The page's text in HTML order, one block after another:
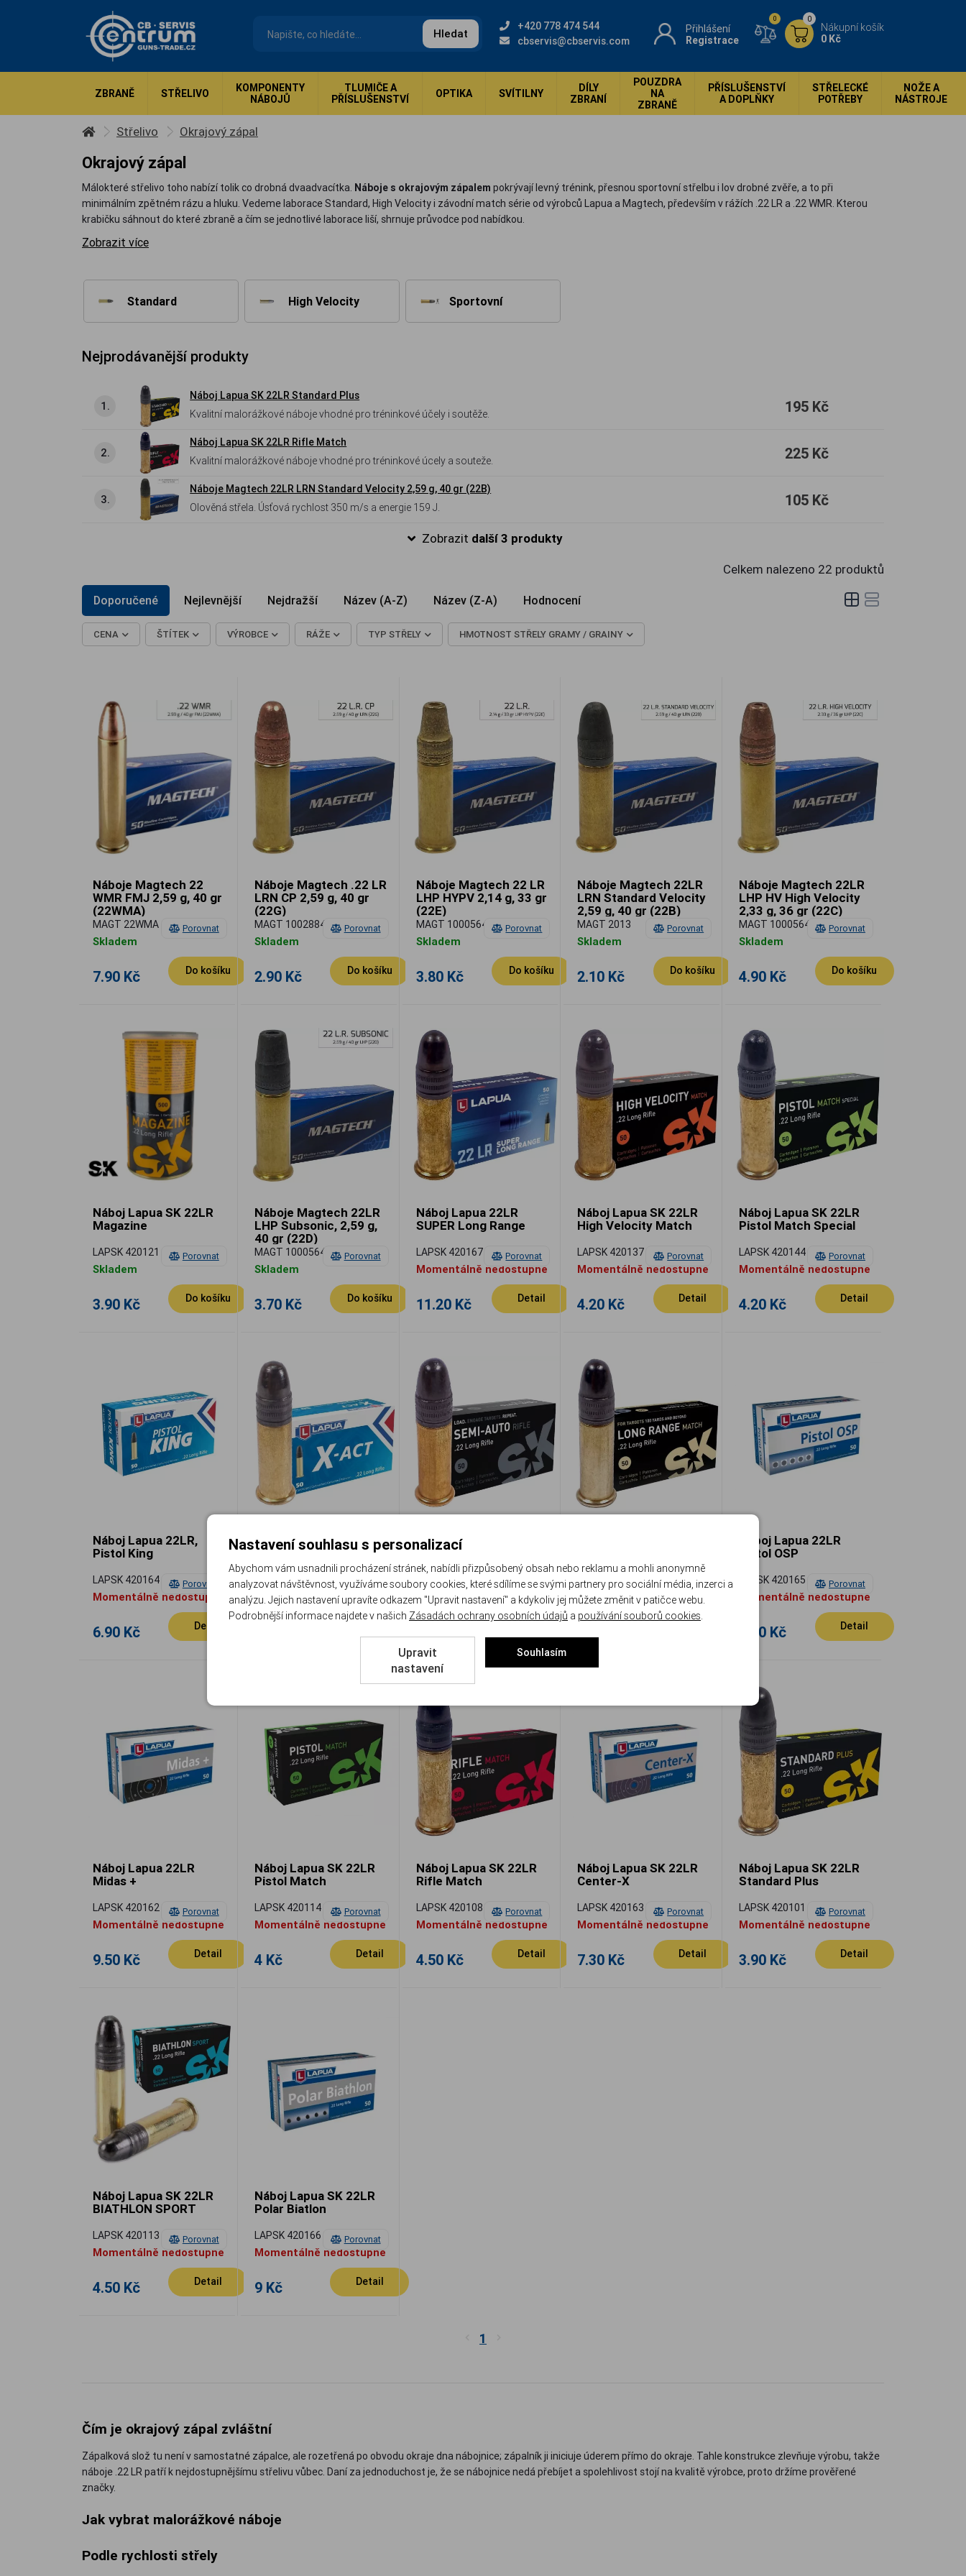
Hledat
+420 778 474 544
cbservis@cbservis.com
Přihlášení
Registrace
0
Nákupní košík
0 Kč
0
ZBRANĚ STŘELIVO
KOMPONENTY
NÁBOJŮ
TLUMIČE A
PŘÍSLUŠENSTVÍ
OPTIKA SVÍTILNY
DÍLY
ZBRANÍ
POUZDRA
NA
ZBRANĚ
PŘÍSLUŠENSTVÍ
A DOPLŇKY
STŘELECKÉ
POTŘEBY
NOŽE A
NÁSTROJE
Střelivo Okrajový zápal
Okrajový zápal
Málokteré střelivo toho nabízí tolik co drobná dvaadvacítka. Náboje s okrajovým zápalem pokrývají levný trénink, přesnou sportovní střelbu i lov drobné zvěře, a to při
minimálním zpětném rázu a hluku. Vedeme laborace Standard, High Velocity i závodní match série od výrobců Lapua a Magtech, především v rážích .22 LR a .22 WMR. Kterou
krabičku sáhnout do které zbraně a čím se jednotlivé laborace liší, shrnuje průvodce pod nabídkou.
Zobrazit více
Standard High Velocity Sportovní
Nejprodávanější produkty
1.
Náboj Lapua SK 22LR Standard Plus
Kvalitní malorážkové náboje vhodné pro tréninkové účely i soutěže.
195 Kč
2.
Náboj Lapua SK 22LR Rifle Match
Kvalitní malorážkové náboje vhodné pro tréninkové úcely a souteže.
225 Kč
3.
Náboje Magtech 22LR LRN Standard Velocity 2,59 g, 40 gr (22B)
Olověná střela. Úsťová rychlost 350 m/s a energie 159 J.
105 Kč
Zobrazit další 3 produkty
Celkem nalezeno 22 produktů
Doporučené Nejlevnější Nejdražší Název (A-Z) Název (Z-A) Hodnocení
CENA ŠTÍTEK VÝROBCE RÁŽE TYP STŘELY HMOTNOST STŘELY GRAMY / GRAINY
Porovnat
Náboje Magtech 22
WMR FMJ 2,59 g, 40 gr
(22WMA)
MAGT 22WMA
Skladem
7.90 Kč Do košíku
Porovnat
Náboje Magtech .22 LR
LRN CP 2,59 g, 40 gr
(22G)
MAGT 10028841
Skladem
2.90 Kč Do košíku
Porovnat
Náboje Magtech 22 LR
LHP HYPV 2,14 g, 33 gr
(22E)
MAGT 10005642
Skladem
3.80 Kč Do košíku
Porovnat
Náboje Magtech 22LR
LRN Standard Velocity
2,59 g, 40 gr (22B)
MAGT 2013
Skladem
2.10 Kč Do košíku
Porovnat
Náboje Magtech 22LR
LHP HV High Velocity
2,33 g, 36 gr (22C)
MAGT 10005640
Skladem
4.90 Kč Do košíku
Porovnat
Náboj Lapua SK 22LR
Magazine
LAPSK 420121
Skladem
3.90 Kč Do košíku
Porovnat
Náboje Magtech 22LR
LHP Subsonic, 2,59 g,
40 gr (22D)
MAGT 10005641
Skladem
3.70 Kč Do košíku
Porovnat
Náboj Lapua 22LR
SUPER Long Range
LAPSK 420167
Momentálně nedostupné
11.20 Kč Detail
Porovnat
Náboj Lapua SK 22LR
High Velocity Match
LAPSK 420137
Momentálně nedostupné
4.20 Kč Detail
Porovnat
Náboj Lapua SK 22LR
Pistol Match Special
LAPSK 420144
Momentálně nedostupné
4.20 Kč Detail
Porovnat
Náboj Lapua 22LR,
Pistol King
LAPSK 420164
Momentálně nedostupné
6.90 Kč Detail
Porovnat
Náboj Lapua X-Act 22
LR, 2,59 g, 40 grs
LAPSK 420161
Momentálně nedostupné
Porovnat
Náboj Lapua SK 22LR
Semi Auto Rifle
LAPSK 420148
Momentálně nedostupné
Porovnat
LAPSK 420158
Momentálně nedostupné
Porovnat
Náboj Lapua 22LR
Pistol OSP
LAPSK 420165
Momentálně nedostupné
7.20 Kč Detail
Porovnat
Náboj Lapua 22LR
Midas +
LAPSK 420162
Momentálně nedostupné
9.50 Kč Detail
Porovnat
Náboj Lapua SK 22LR
Pistol Match
LAPSK 420114
Momentálně nedostupné
4 Kč Detail
Porovnat
Náboj Lapua SK 22LR
Rifle Match
LAPSK 420108
Momentálně nedostupné
4.50 Kč Detail
Porovnat
Náboj Lapua SK 22LR
Center-X
LAPSK 420163
Momentálně nedostupné
7.30 Kč Detail
Porovnat
Náboj Lapua SK 22LR
Standard Plus
LAPSK 420101
Momentálně nedostupné
3.90 Kč Detail
Porovnat
Náboj Lapua SK 22LR
BIATHLON SPORT
LAPSK 420113
Momentálně nedostupné
4.50 Kč Detail
Porovnat
Náboj Lapua SK 22LR
Polar Biatlon
LAPSK 420166
Momentálně nedostupné
9 Kč Detail
1
Čím je okrajový zápal zvláštní
Zápalková slož tu není v samostatné zápalce, ale rozetřená po obvodu okraje dna nábojnice; zápalník ji iniciuje úderem přímo do okraje. Tahle konstrukce zlevňuje výrobu, takže
náboje .22 LR patří k nejdostupnějšímu střelivu vůbec. Daní za jednoduchost je, že se nábojnice nedá přebíjet a spolehlivost stojí na kvalitě výrobce, proto držíme prověřené
značky.
Jak vybrat malorážkové náboje
Podle rychlosti střely
Nastavení souhlasu s personalizací
Abychom vám usnadnili procházení stránek, nabídli přizpůsobený obsah nebo reklamu a mohli anonymně
analyzovat návštěvnost, využíváme soubory cookies, které sdílíme se svými partnery pro sociální média, inzerci a
analýzu. Jejich nastavení upravíte odkazem "Upravit nastavení" a kdykoliv jej můžete změnit v patičce webu.
Podrobnější informace najdete v našich Zásadách ochrany osobních údajů a používání souborů cookies.
Upravit
nastavení
Souhlasím